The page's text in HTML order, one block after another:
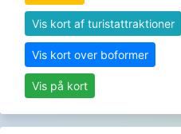
Vis kort af turistattraktioner
Vis kort over boformer
Vis på kort